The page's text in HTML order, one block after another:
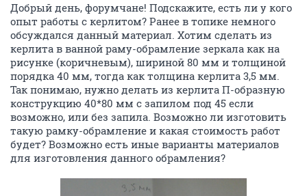
Добрый день, форумчане! Подскажите, есть ли у кого
опыт работы с керлитом? Ранее в топике немного
обсуждался данный материал. Хотим сделать из
керлита в ванной раму-обрамление зеркала как на
рисунке (коричневым), шириной 80 мм и толщиной
порядка 40 мм, тогда как толщина керлита 3,5 мм.
Так понимаю, нужно делать из керлита П-образную
конструкцию 40*80 мм с запилом под 45 если
возможно, или без запила. Возможно ли изготовить
такую рамку-обрамление и какая стоимость работ
будет? Возможно есть иные варианты материалов
для изготовления данного обрамления?